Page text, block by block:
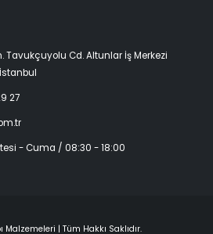
Tavukçuyolu Cd. Altunlar İş Merkezi
27
- Cuma / 08:30 - 18:00
| Tüm Hakkı Saklıdır.